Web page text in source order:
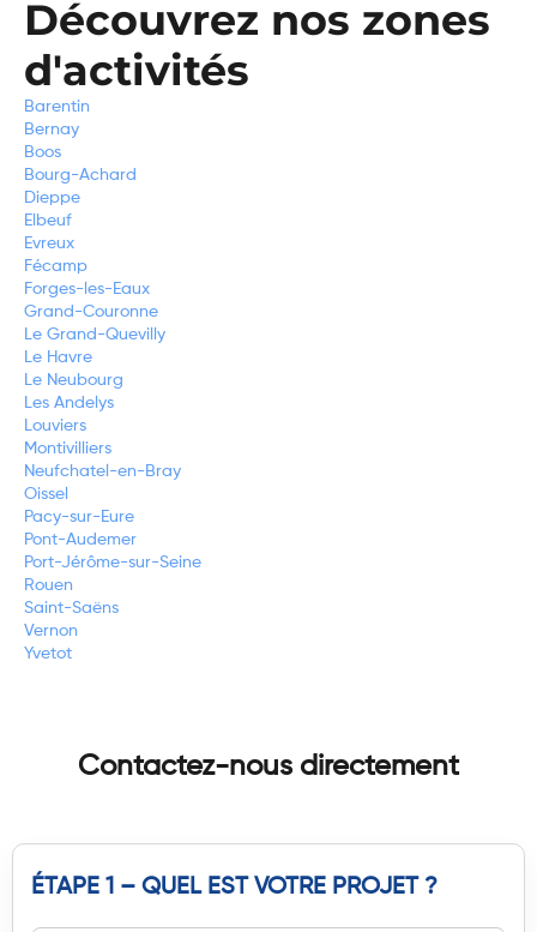
Découvrez nos zones
d'activités
Barentin
Bernay
Boos
Bourg-Achard
Dieppe
Elbeuf
Evreux
Fécamp
Forges-les-Eaux
Grand-Couronne
Le Grand-Quevilly
Le Havre
Le Neubourg
Les Andelys
Louviers
Montivilliers
Neufchatel-en-Bray
Oissel
Pacy-sur-Eure
Pont-Audemer
Port-Jérôme-sur-Seine
Rouen
Saint-Saëns
Vernon
Yvetot
Contactez-nous directement
ÉTAPE 1 – QUEL EST VOTRE PROJET ?